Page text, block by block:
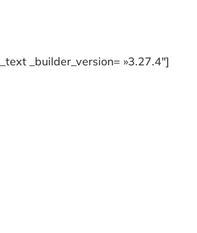
_builder_version= »3.27.4″]